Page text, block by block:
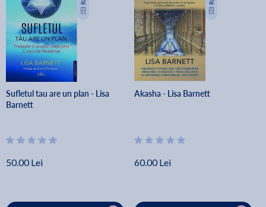
Sufletul tau are un plan - Lisa
Barnett
50.00 Lei
Akasha - Lisa Barnett
60.00 Lei